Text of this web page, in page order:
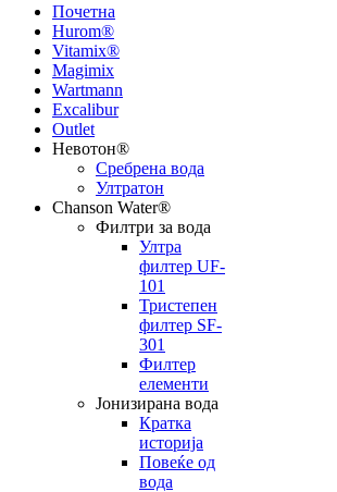
Почетна
Hurom®
Vitamix®
Magimix
Wartmann
Excalibur
Outlet
Невотон®
Сребрена вода
Ултратон
Chanson Water®
Филтри за вода
Ултра
филтер UF-
101
Тристепен
филтер SF-
301
Филтер
елементи
Јонизирана вода
Кратка
историја
Повеќе од
вода